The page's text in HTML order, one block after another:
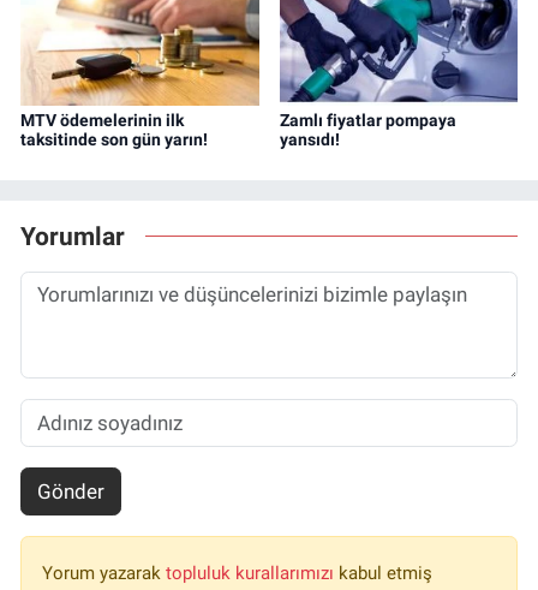
MTV ödemelerinin ilk
taksitinde son gün yarın!
Zamlı fiyatlar pompaya
yansıdı!
Yorumlar
Gönder
Yorum yazarak topluluk kurallarımızı kabul etmiş